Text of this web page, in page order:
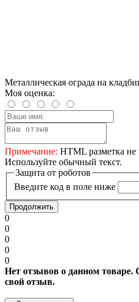
Металлическая ограда на
Моя оценка:
Примечание: HTML разметка не
Используйте обычный текст.
Защита от роботов
Введите код в поле ниже
Продолжить
0
0
0
0
0
Нет отзывов о данном товаре.
свой отзыв.